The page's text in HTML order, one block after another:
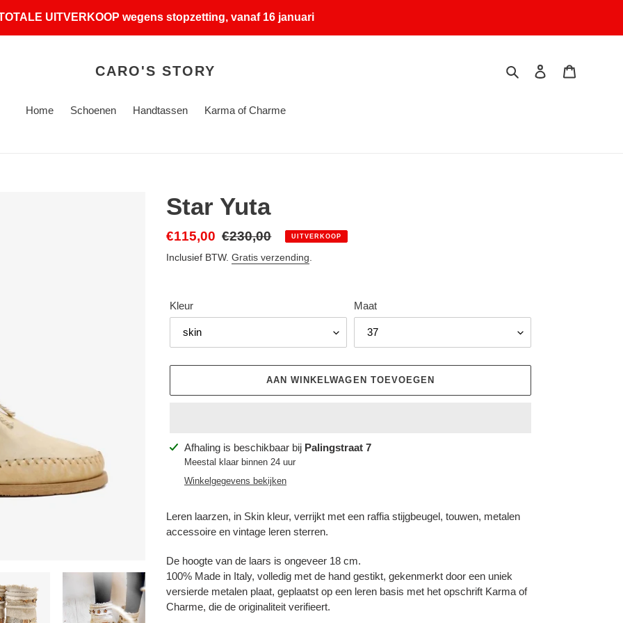
UITVERKOOP wegens stopzetting, vanaf 16 januari
CARO'S STORY Zoeken Inloggen
Home Schoenen Handtassen Karma of Charme
Star Yuta
Aanbiedingsprijs
€115,00 Normale
prijs
€230,00 UITVERKOOP
Inclusief BTW. Gratis verzending.
Kleur Maat
AAN WINKELWAGEN TOEVOEGEN
Product
toegevoegen
Afhaling is beschikbaar bij Palingstraat 7
Meestal klaar binnen 24 uur
Winkelgegevens bekijken
Leren laarzen, in Skin kleur, verrijkt met een raffia stijgbeugel, touwen, metalen
accessoire en vintage leren sterren.
De hoogte van de laars is ongeveer 18 cm.
100% Made in Italy, volledig met de hand gestikt, gekenmerkt door een uniek
versierde metalen plaat, geplaatst op een leren basis met het opschrift Karma of
Charme, die de originaliteit verifieert.